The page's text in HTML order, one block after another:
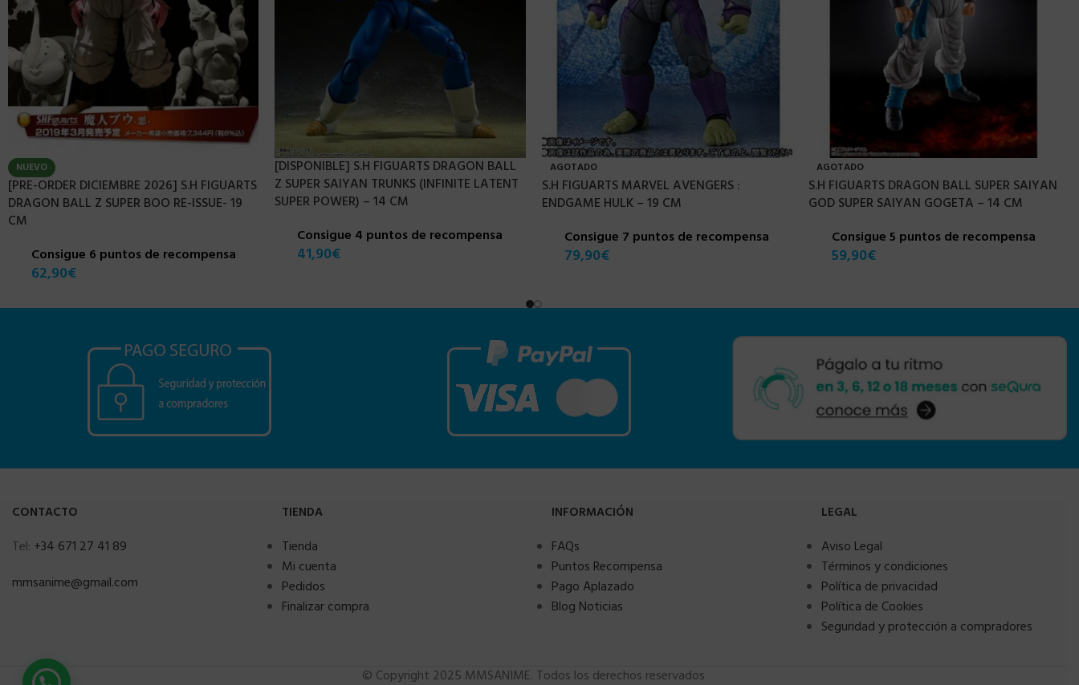
NUEVO
[PRE-ORDER DICIEMBRE 2026] S.H FIGUARTS
DRAGON BALL Z SUPER BOO RE-ISSUE- 19
CM
Consigue 6 puntos de recompensa
62,90€
[DISPONIBLE] S.H FIGUARTS DRAGON BALL
Z SUPER SAIYAN TRUNKS (INFINITE LATENT
SUPER POWER) – 14 CM
Consigue 4 puntos de recompensa
41,90€
AGOTADO
S.H FIGUARTS MARVEL AVENGERS :
ENDGAME HULK – 19 CM
Consigue 7 puntos de recompensa
79,90€
AGOTADO
S.H FIGUARTS DRAGON BALL SUPER SAIYAN
GOD SUPER SAIYAN GOGETA – 14 CM
Consigue 5 puntos de recompensa
59,90€
CONTACTO
Tel: +34 671 27 41 89
mmsanime@gmail.com
TIENDA
Tienda
Mi cuenta
Pedidos
Finalizar compra
INFORMACIÓN
FAQs
Puntos Recompensa
Pago Aplazado
Blog Noticias
LEGAL
Aviso Legal
Términos y condiciones
Política de privacidad
Política de Cookies
Seguridad y protección a compradores
© Copyright 2025 MMSANIME. Todos los derechos reservados